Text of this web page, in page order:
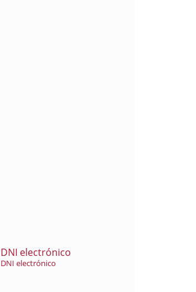
DNI electrónico
DNI electrónico